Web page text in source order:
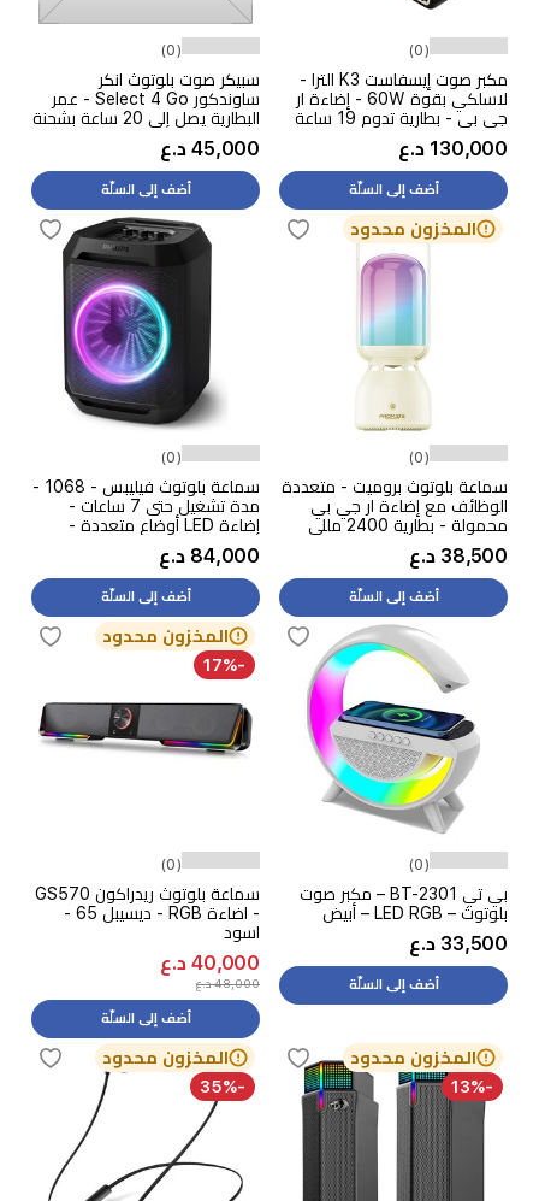
(0)
مكبر صوت إيسفاست K3 الترا -
لاسلكي بقوة 60W - إضاءة ار
جي بي - بطارية تدوم 19 ساعة
130,000 د.ع
أضف إلى السلّة
(0)
سبيكر صوت بلوتوث انكر
ساوندكور Select 4 Go - عمر
البطارية يصل إلى 20 ساعة بشحنة
للماء والغبار - اسود وذهبي
45,000 د.ع
أضف إلى السلّة
المخزون محدود
(0)
سماعة بلوتوث بروميت - متعددة
الوظائف مع إضاءة ار جي بي
محمولة - بطارية 2400 مللي
امبير- 5 واط - ابيض
38,500 د.ع
أضف إلى السلّة
(0)
سماعة بلوتوث فيليبس - 1068 -
مدة تشغيل حتى 7 ساعات -
إضاءة LED أوضاع متعددة -
اسود
84,000 د.ع
أضف إلى السلّة
(0)
بي تي BT-2301 – مكبر صوت
بلوتوث – LED RGB – أبيض
33,500 د.ع
أضف إلى السلّة
المخزون محدود
-17%
(0)
سماعة بلوتوث ريدراكون GS570
- اضاءة RGB - ديسيبل 65 -
اسود
40,000 د.ع
48,000 د.ع
أضف إلى السلّة
المخزون محدود
-13%
المخزون محدود
-35%